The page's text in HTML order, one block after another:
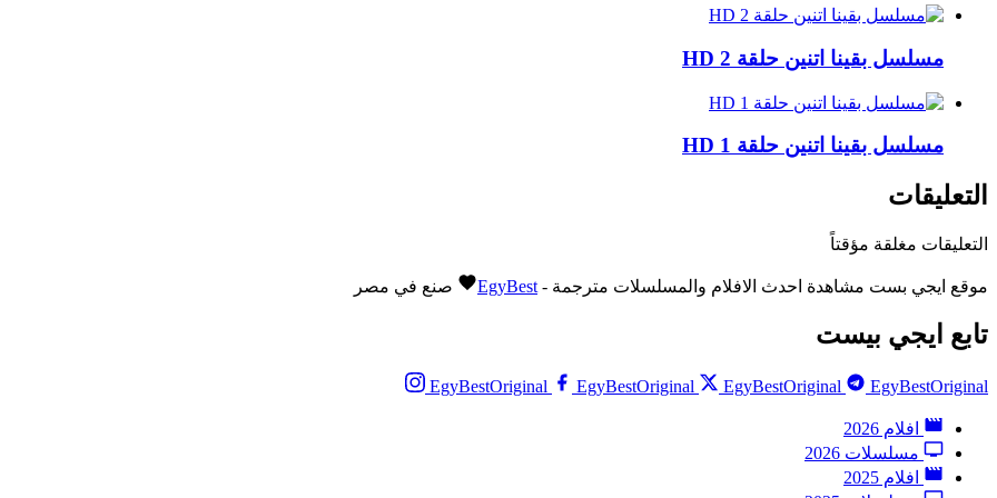
مسلسل بقينا اتنين حلقة 2 HD
مسلسل بقينا اتنين حلقة 1 HD
التعليقات
التعليقات مغلقة مؤقتاً
موقع ايجي بست مشاهدة احدث الافلام والمسلسلات مترجمة - EgyBest صنع في مصر
تابع ايجي بيست
EgyBestOriginal EgyBestOriginal EgyBestOriginal EgyBestOriginal
افلام 2026
مسلسلات 2026
افلام 2025